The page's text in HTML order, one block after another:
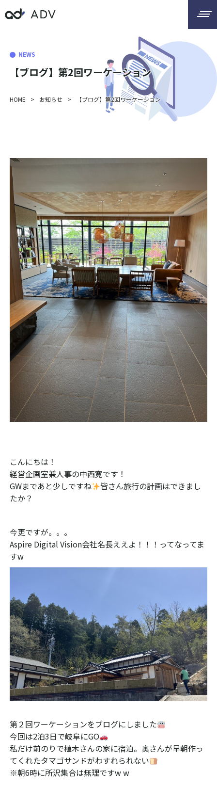
NEWS
【ブログ】第2回ワーケーション
HOME > お知らせ > 【ブログ】第2回ワーケーション
こんにちは！
経営企画室兼人事の中西寛です！
GWまであと少しですね
皆さん旅行の計画はできまし
たか？
今更ですが。。。
Aspire Digital Vision会社名長ええよ！！！ってなってま
すw
第２回ワーケーションをブログにしました
今回は2泊3日で岐阜にGO
私だけ前のりで植木さんの家に宿泊。奥さんが早朝作っ
てくれたタマゴサンドがわすれられない
※朝6時に所沢集合は無理ですw w